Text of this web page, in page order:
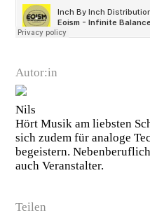
Autor:in
Nils
Hört Musik am liebsten
sich zudem für analoge
begeistern.
auch Veranstalter.
Teilen